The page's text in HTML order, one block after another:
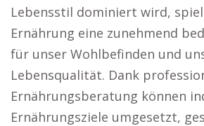
Lebensstil dominiert wird,
Ernährung eine zunehmend
für unser Wohlbefinden und
Lebensqualität. Dank
Ernährungsberatung können
Ernährungsziele umgesetzt,